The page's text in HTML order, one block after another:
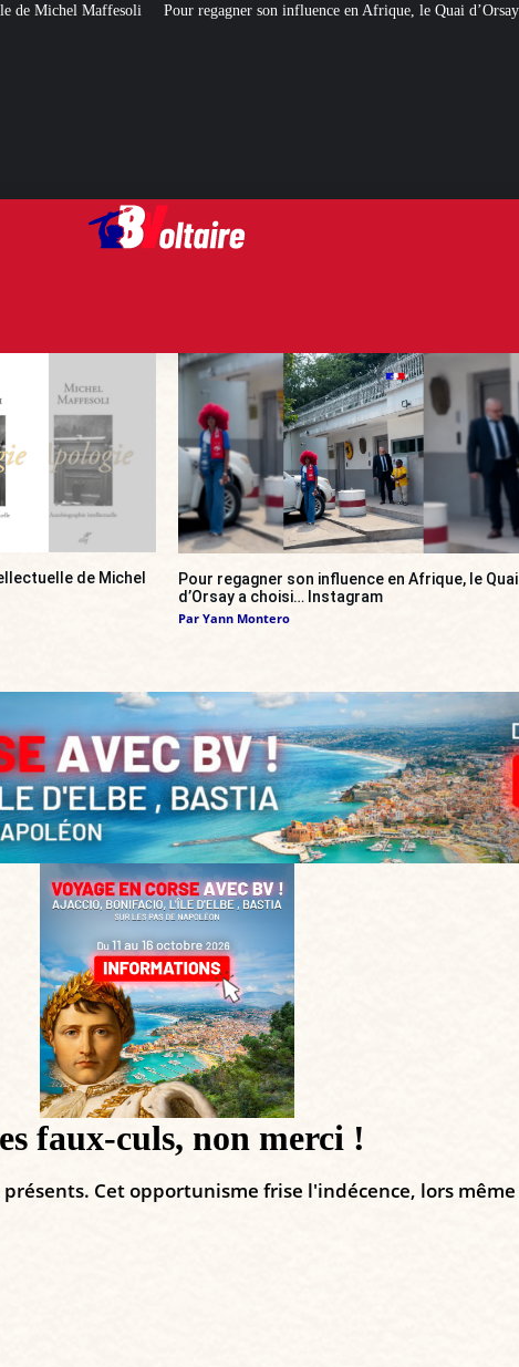
regagner son influence en Afrique, le Quai d’Orsay a choisi… Instagram
de Michel
Pour regagner son influence en Afrique, le Quai
d’Orsay a choisi… Instagram
Par Yann Montero
faux-culs, non merci !
Cet opportunisme frise l'indécence, lors